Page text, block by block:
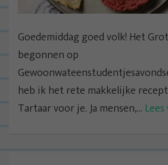
Goedemiddag goed volk! Het
begonnen op
heb ik het rete makkelijke
Tartaar voor je. Ja mensen,...